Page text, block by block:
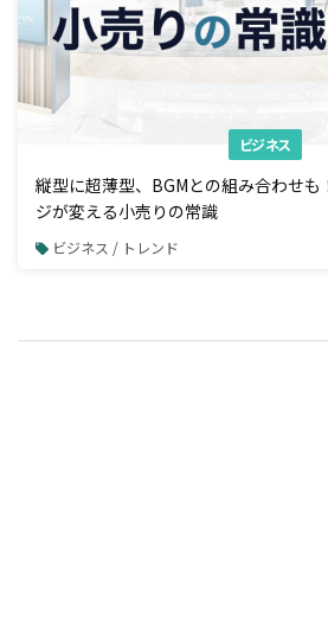
ビジネス
縦型に超薄型、BGMとの組み合わせ
ジが変える小売りの常識
ビジネス / トレンド